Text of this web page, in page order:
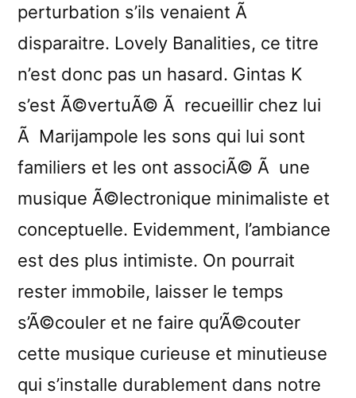
perturbation s’ils venaient Ã
disparaitre. Lovely Banalities, ce titre
n’est donc pas un hasard. Gintas K
s’est Ã©vertuÃ© Ã recueillir chez lui
Ã Marijampole les sons qui lui sont
familiers et les ont associÃ© Ã une
musique Ã©lectronique minimaliste et
conceptuelle. Evidemment, l’ambiance
est des plus intimiste. On pourrait
rester immobile, laisser le temps
s’Ã©couler et ne faire qu’Ã©couter
cette musique curieuse et minutieuse
qui s’installe durablement dans notre